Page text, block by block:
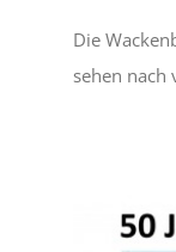
Die
sehen nach